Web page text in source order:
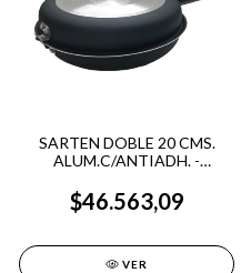
SARTEN DOBLE 20 CMS.
ALUM.C/ANTIADH. -
$46.563,09
VER